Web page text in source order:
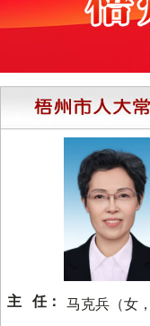
主 任：
马克兵（女